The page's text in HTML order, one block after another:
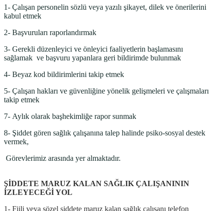
1- Çalışan personelin sözlü veya yazılı şikayet, dilek ve önerilerini
kabul etmek
2- Başvuruları raporlandırmak
3- Gerekli düzenleyici ve önleyici faaliyetlerin başlamasını
sağlamak ve başvuru yapanlara geri bildirimde bulunmak
4- Beyaz kod bildirimlerini takip etmek
5- Çalışan hakları ve güvenliğine yönelik gelişmeleri ve çalışmaları
takip etmek
7- Aylık olarak başhekimliğe rapor sunmak
8- Şiddet gören sağlık çalışanına talep halinde psiko-sosyal destek
vermek,
Görevlerimiz arasında yer almaktadır.
ŞİDDETE MARUZ KALAN SAĞLIK ÇALIŞANININ
İZLEYECEĞİ YOL
1- Fiili veya sözel şiddete maruz kalan sağlık çalışanı telefon